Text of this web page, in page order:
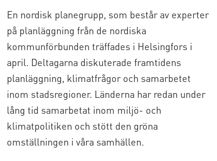
En nordisk planegrupp, som består av experter
på planläggning från de nordiska
kommunförbunden träffades i Helsingfors i
april. Deltagarna diskuterade framtidens
planläggning, klimatfrågor och samarbetet
inom stadsregioner. Länderna har redan under
lång tid samarbetat inom miljö- och
klimatpolitiken och stött den gröna
omställningen i våra samhällen.